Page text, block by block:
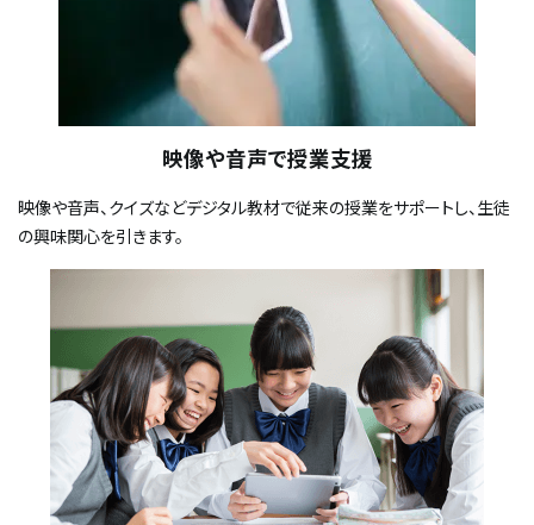
映像や音声で授業支援
映像や音声、クイズなどデジタル教材で従来の授業をサポートし、生徒
の興味関心を引きます。